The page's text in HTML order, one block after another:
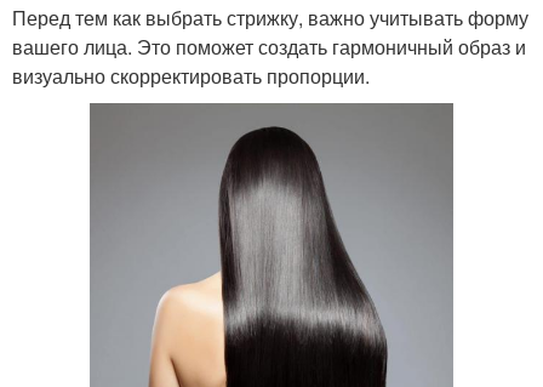
Перед тем как выбрать стрижку, важно учитывать форму
вашего лица. Это поможет создать гармоничный образ и
визуально скорректировать пропорции.